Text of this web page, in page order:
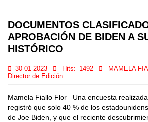
DOCUMENTOS
APROBACIÓN DE BIDEN A
HISTÓRICO
30-01-2023 Hits: 1492
MAMELA
Director de Edición
Mamela Fiallo Flor Una encuesta
registró que solo 40 % de los
de Joe Biden, y que el reciente